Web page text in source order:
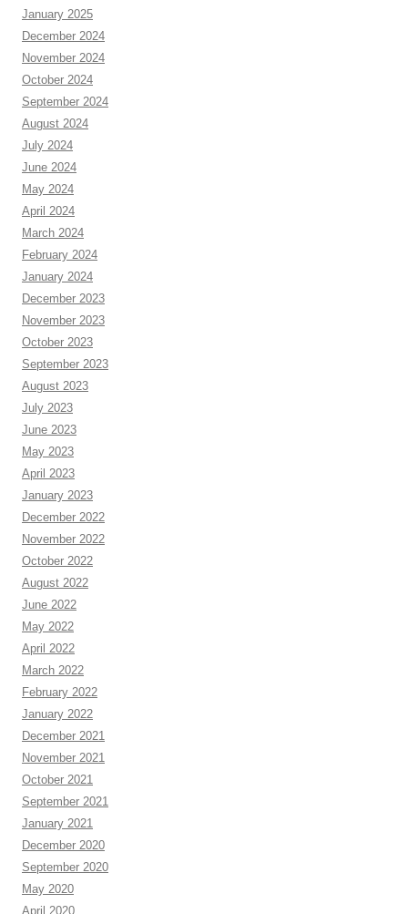
January 2025
December 2024
November 2024
October 2024
September 2024
August 2024
July 2024
June 2024
May 2024
April 2024
March 2024
February 2024
January 2024
December 2023
November 2023
October 2023
September 2023
August 2023
July 2023
June 2023
May 2023
April 2023
January 2023
December 2022
November 2022
October 2022
August 2022
June 2022
May 2022
April 2022
March 2022
February 2022
January 2022
December 2021
November 2021
October 2021
September 2021
January 2021
December 2020
September 2020
May 2020
April 2020